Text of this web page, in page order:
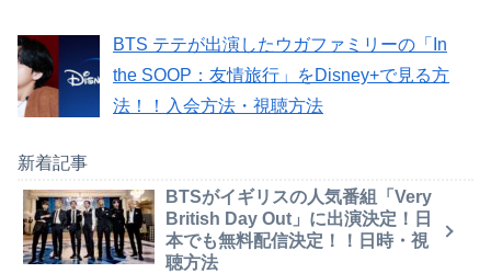
BTS テテが出演したウガファミリーの「In
the SOOP：友情旅行」をDisney+で見る方
法！！入会方法・視聴方法
新着記事
BTSがイギリスの人気番組「Very
British Day Out」に出演決定！日
本でも無料配信決定！！日時・視
聴方法